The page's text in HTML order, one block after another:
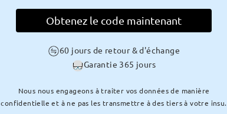
Obtenez le code maintenant
60 jours de retour & d'échange
Garantie 365 jours
Nous nous engageons à traiter vos données de manière
confidentielle et à ne pas les transmettre à des tiers à votre insu.